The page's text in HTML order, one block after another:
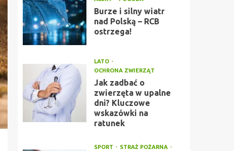
Burze i silny wiatr
nad Polską – RCB
ostrzega!
LATO
OCHRONA ZWIERZĄT
Jak zadbać o
zwierzęta w upalne
dni? Kluczowe
wskazówki na
ratunek
SPORT
STRAŻ POŻARNA